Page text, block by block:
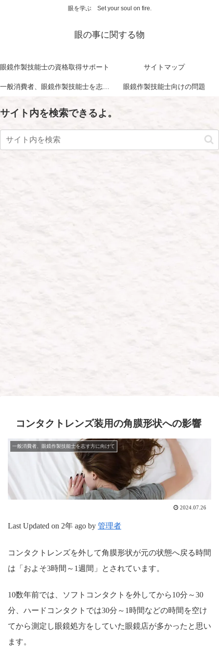
眼を学ぶ Set your soul on fire.
眼の事に関する物
眼鏡作製技能士の資格取得サポート サイトマップ
一般消費者、眼鏡作製技能士を志す方に向けて 眼鏡作製技能士向けの問題
サイト内を検索できるよ。
コンタクトレンズ装用の角膜形状への影響
一般消費者、眼鏡作製技能士を志す方に向けて
2024.07.26
Last Updated on 2年 ago by 管理者
コンタクトレンズを外して角膜形状が元の状態へ戻る時間
は「およそ3時間～1週間」とされています。
10数年前では、ソフトコンタクトを外してから10分～30
分、ハードコンタクトでは30分～1時間などの時間を空け
てから測定し眼鏡処方をしていた眼鏡店が多かったと思い
ます。